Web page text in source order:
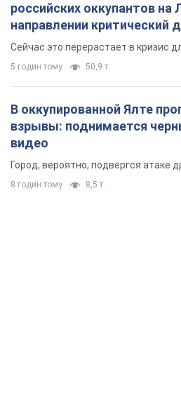
российских оккупантов на
направлении критический
удалось
Сейчас это перерастает в кризис
5 годин тому 50,9 т.
В оккупированной Ялте
взрывы: поднимается
видео
Город, вероятно, подвергся атаке
8 годин тому 8,5 т.